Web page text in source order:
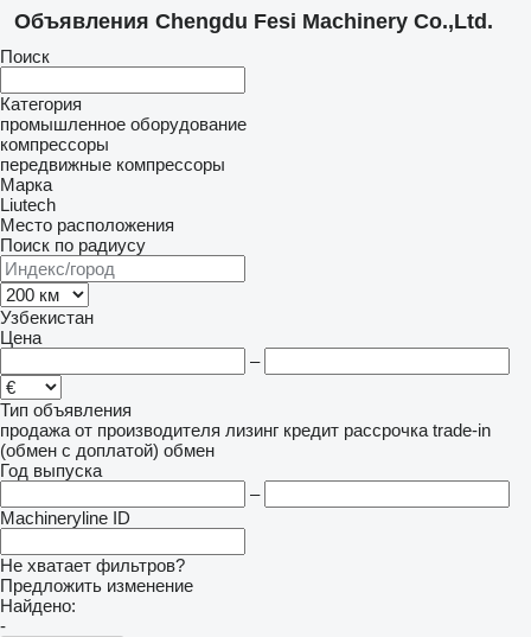
Объявления Chengdu Fesi Machinery Co.,Ltd.
Поиск
Категория
промышленное оборудование
компрессоры
передвижные компрессоры
Марка
Liutech
Место расположения
Поиск по радиусу
Узбекистан
Цена
–
Тип объявления
продажа от производителя лизинг кредит рассрочка trade-in
(обмен с доплатой) обмен
Год выпуска
–
Machineryline ID
Не хватает фильтров?
Предложить изменение
Найдено:
-